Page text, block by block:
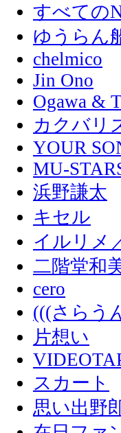
すべての
ゆうらん
chelmico
Jin Ono
Ogawa &
カクバリ
YOUR
MU-
浜野謙太
キセル
イルリメ
二階堂和
cero
(((さらう
片想い
スカート
思い出野